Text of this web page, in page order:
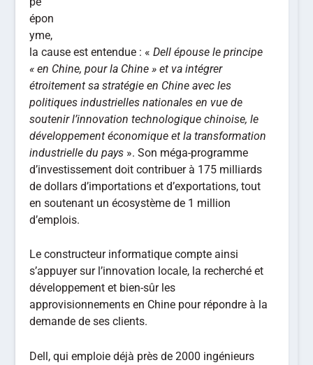
épon
yme,
la cause est entendue : «Dell épouse le principe
« en Chine, pour la Chine » et va intégrer
étroitement sa stratégie en Chine avec les
politiques industrielles nationales en vue de
soutenir l’innovation technologique chinoise, le
développement économique et la transformation
industrielle du pays ». Son méga-programme
d’investissement doit contribuer à 175 milliards
de dollars d’importations et d’exportations, tout
en soutenant un écosystème de 1 million
d’emplois.
Le constructeur informatique compte ainsi
s’appuyer sur l’innovation locale, la recherché et
développement et bien-sûr les
approvisionnements en Chine pour répondre à la
demande de ses clients.
Dell, qui emploie déjà près de 2000 ingénieurs